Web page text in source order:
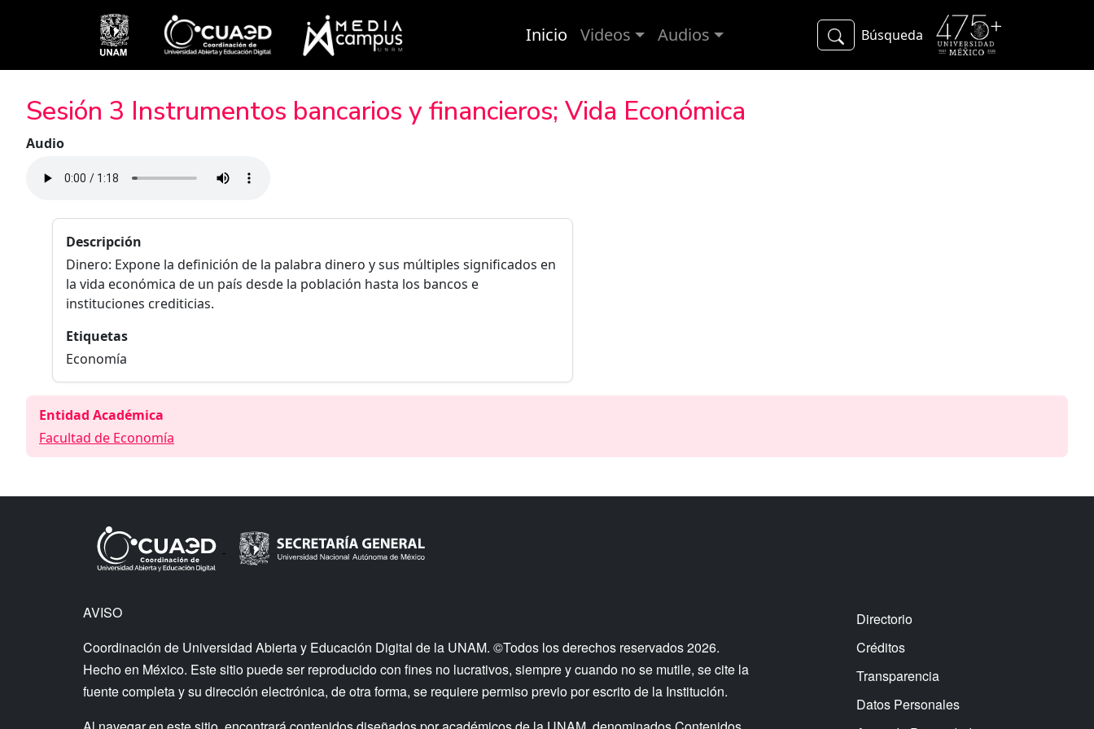
Inicio Videos Audios Búsqueda
Sesión 3 Instrumentos bancarios y financieros; Vida Económica
Audio
Descripción
Dinero: Expone la definición de la palabra dinero y sus múltiples significados en
la vida económica de un país desde la población hasta los bancos e
instituciones crediticias.
Etiquetas
Economía
Entidad Académica
Facultad de Economía
AVISO
Coordinación de Universidad Abierta y Educación Digital de la UNAM. ©Todos los derechos reservados 2026.
Hecho en México. Este sitio puede ser reproducido con fines no lucrativos, siempre y cuando no se mutile, se cite la
fuente completa y su dirección electrónica, de otra forma, se requiere permiso previo por escrito de la Institución.
Directorio
Créditos
Transparencia
Datos Personales